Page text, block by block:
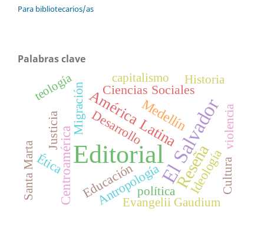
Para bibliotecarios/as
Palabras clave
EditorialEl Salvador
Reseña
América Latina
Centroamérica
Medellín
Migración
Ideología
Ciencias Sociales
Antropología
Educación
Ética
Desarrollo
Justicia
Evangelii Gaudium
teología Historia
Cultura
capitalismo
Santa Marta política
violencia